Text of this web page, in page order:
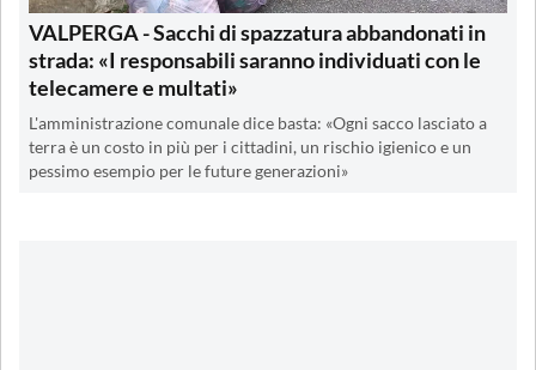
VALPERGA - Sacchi di spazzatura abbandonati in
strada: «I responsabili saranno individuati con le
telecamere e multati»
L'amministrazione comunale dice basta: «Ogni sacco lasciato a
terra è un costo in più per i cittadini, un rischio igienico e un
pessimo esempio per le future generazioni»